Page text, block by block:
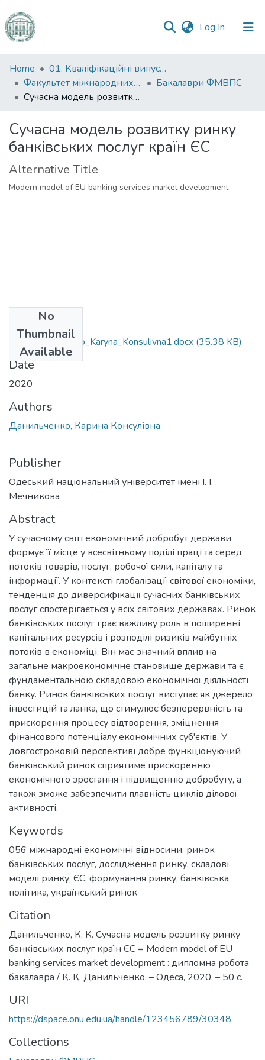
Log In (current)
Communities
&
Collections
Statistics
Home
01. Кваліфікаційні випускні роботи здобувачів вищої освіти
Факультет міжнародних відносин, політології та соціології
Бакалаври ФМВПС
Сучасна модель розвитку ринку банківських послуг країн ЄС
Сучасна модель розвитку ринку
банківських послуг країн ЄС
Alternative Title
Modern model of EU banking services market development
No
Thumbnail
Available
056_Danyl'chenko_Karyna_Konsulivna1.docx (35.38 KB)
Date
2020
Authors
Данильченко, Карина Консулівна
Publisher
Одеський національний університет імені І. І.
Мечникова
Abstract
У сучасному світі економічний добробут держави
формує її місце у всесвітньому поділі праці та серед
потоків товарів, послуг, робочої сили, капіталу та
інформації. У контексті глобалізації світової економіки,
тенденція до диверсифікації сучасних банківських
послуг спостерігається у всіх світових державах. Ринок
банківських послуг грає важливу роль в поширенні
капітальних ресурсів і розподілі ризиків майбутніх
потоків в економіці. Він має значний вплив на
загальне макроекономічне становище держави та є
фундаментальною складовою економічної діяльності
банку. Ринок банківських послуг виступає як джерело
інвестицій та ланка, що стимулює безперервність та
прискорення процесу відтворення, зміцнення
фінансового потенціалу економічних суб'єктів. У
довгостроковій перспективі добре функціонуючий
банківський ринок сприятиме прискоренню
економічного зростання і підвищенню добробуту, а
також зможе забезпечити плавність циклів ділової
активності.
Keywords
056 міжнародні економічні відносини, ринок
банківських послуг, дослідження ринку, складові
моделі ринку, ЄС, формування ринку, банківська
політика, український ринок
Citation
Данильченко, К. К. Сучасна модель розвитку ринку
банківських послуг країн ЄС = Modern model of EU
banking services market development : дипломна робота
бакалавра / К. К. Данильченко. – Одеса, 2020. – 50 с.
URI
https://dspace.onu.edu.ua/handle/123456789/30348
Collections